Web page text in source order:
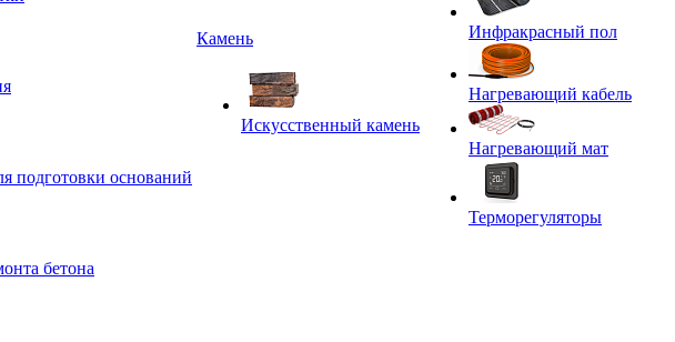
подготовки оснований
бетона
Камень
Искусственный камень
Инфракрасный пол
Нагревающий кабель
Нагревающий мат
Терморегуляторы